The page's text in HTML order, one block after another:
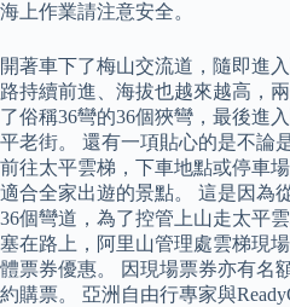
海上作業請注意安全。
開著車下了梅山交流道，隨即進
路持續前進、海拔也越來越高，
了俗稱36彎的36個狹彎，最後進
平老街。 還有一項貼心的是不論
前往太平雲梯，下車地點或停車
適合全家出遊的景點。 這是因為
36個彎道，為了控管上山走太平
塞在路上，阿里山管理處雲梯現
體票券優惠。 因現場票券亦有名
約購票。 亞洲自由行專家與